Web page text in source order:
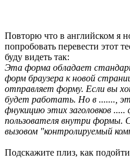
Повторю что в английском я
попробовать перевести этот
буду видеть так:
Эта форма обладает
форм браузера к новой
отправляет форму. Если вы
будет работать. Но в .......,
фнукицию этих заголовков
пользователя внутри формы.
вызовом "контролируемый
Подскажите плиз, как